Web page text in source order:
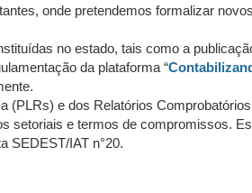
onde pretendemos formalizar
no estado, tais como a
da plataforma “
(PLRs) e dos Relatórios
setoriais e termos de compromissos.
SEDEST/IAT n°20.